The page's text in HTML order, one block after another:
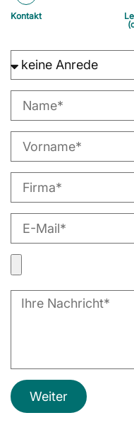
Kontakt
Weiter